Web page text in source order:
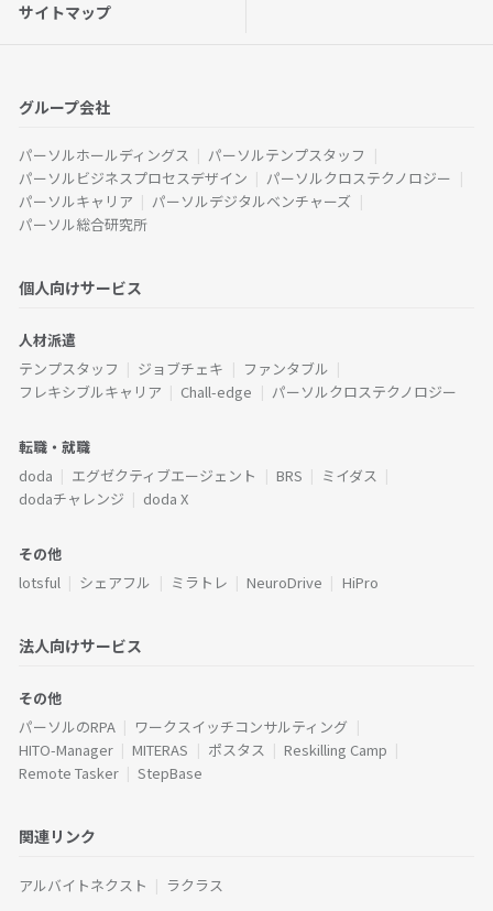
サイトマップ
グループ会社
パーソルホールディングス
パーソルテンプスタッフ
パーソルビジネスプロセスデザイン
パーソルクロステクノロジー
パーソルキャリア
パーソルデジタルベンチャーズ
パーソル総合研究所
個人向けサービス
人材派遣
テンプスタッフ
ジョブチェキ
ファンタブル
フレキシブルキャリア
Chall-edge パーソルクロステクノロジー
転職・就職
doda
エグゼクティブエージェント BRS
ミイダス
dodaチャレンジ
doda X
その他
lotsful
シェアフル ミラトレ NeuroDrive HiPro
法人向けサービス
その他
パーソルのRPA
ワークスイッチコンサルティング
HITO-Manager
MITERAS ポスタス
Reskilling Camp
Remote Tasker
StepBase
関連リンク
アルバイトネクスト ラクラス